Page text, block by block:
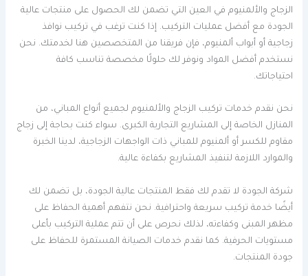
الزجاج والألمنيوم في العين التي تضمن لك الحصول على منتجات عالية
الجودة مع أفضل عمليات التركيب. إذا كنت ترغب في تركيب نوافذ
زجاجية أو أبواب ألمنيوم، فإن فريقنا من المتخصصين هنا لخدمتك. نحن
نستخدم أفضل المواد ونوفر لك حلولًا مخصصة تناسب كافة
احتياجاتك.
نحن نقدم خدمات تركيب الزجاج والألمنيوم لجميع أنواع المباني، من
المنازل الخاصة إلى المشاريع التجارية الكبرى. سواء كنت بحاجة إلى زجاج
مقاوم للكسر أو ألمنيوم للمباني ذات الواجهات الزجاجية، لدينا الخبرة
والموارد اللازمة لتنفيذ المشاريع بكفاءة عالية.
شركة الجودة لا تقدم لك فقط المنتجات عالية الجودة، بل تضمن لك
أيضًا خدمة تركيب سريعة واحترافية. نحن نتفهم أهمية الحفاظ على
مظهر المبنى وكفاءته، لذلك نحرص على أن تتم عملية التركيب بأعلى
مستويات الحرفية. كما نقدم خدمات الصيانة المستمرة للحفاظ على
جودة المنتجات.